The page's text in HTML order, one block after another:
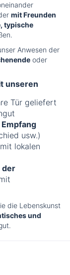
mit Freunden
typische
Anwesen der
oder
unseren
Tür geliefert
usw.)
mit lokalen
der
die Lebenskunst
und